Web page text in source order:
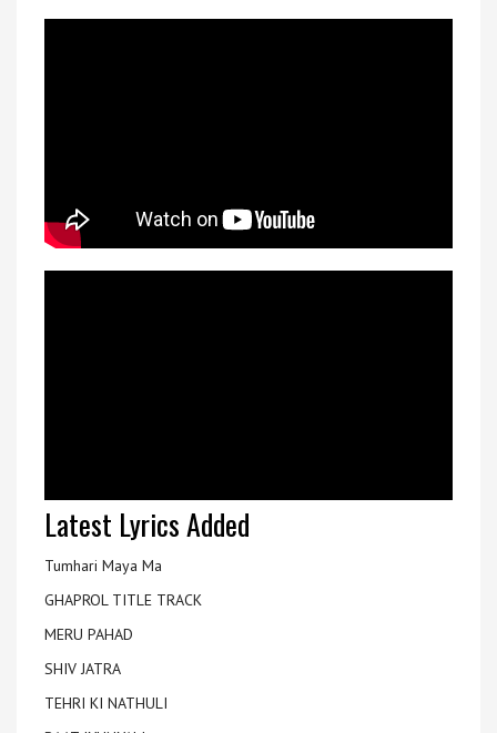
Latest Lyrics Added
Tumhari Maya Ma
GHAPROL TITLE TRACK
MERU PAHAD
SHIV JATRA
TEHRI KI NATHULI